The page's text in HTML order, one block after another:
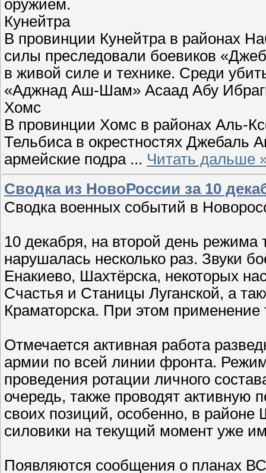
оружием.
Кунейтра
В провинции Кунейтра в районах
силы преследовали боевиков
в живой силе и технике. Среди
«Аджнад Аш-Шам» Асаад Абу
Хомс
В провинции Хомс в районах Аль-
Тельбиса в окрестностях Джебаль
армейские подра ... Читать дальше
Сводка из НовоРоссии за 10
Сводка военных событий в
10 декабря, на второй день
нарушалась несколько раз. Звуки
Енакиево, Шахтёрска, некоторых
Счастья и Станицы Луганской, а
Краматорска. При этом
Отмечается активная работа
армии по всей линии фронта.
проведения ротации личного
очередь, также проводят активную
своих позиций, особенно, в районе
силовики на текущий момент уже
Появляются сообщения о планах